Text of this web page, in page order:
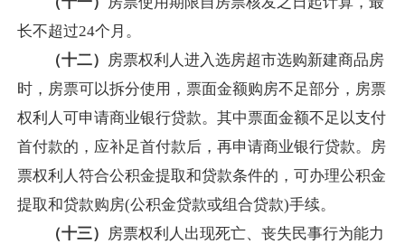
长不超过24个月。
（十二）
房票权利人进入选房超市选购新建商品房
时，房票可以拆分使用，票面金额购房不足部分，房票
权利人可申请商业银行贷款。其中票面金额不足以支付
首付款的，应补足首付款后，再申请商业银行贷款。房
票权利人符合公积金提取和贷款条件的，可办理公积金
提取和贷款购房(公积金贷款或组合贷款)手续。
（十三）
房票权利人出现死亡、丧失民事行为能力